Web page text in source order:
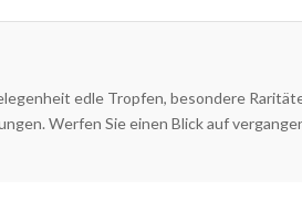
edle Tropfen, besondere
Werfen Sie einen Blick auf